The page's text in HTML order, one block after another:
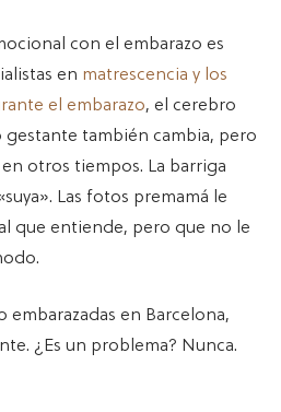
con el embarazo es
en matrescencia y los
el embarazo, el cerebro
gestante también cambia, pero
otros tiempos. La barriga
Las fotos premamá le
que entiende, pero que no le
en Barcelona,
¿Es un problema? Nunca.